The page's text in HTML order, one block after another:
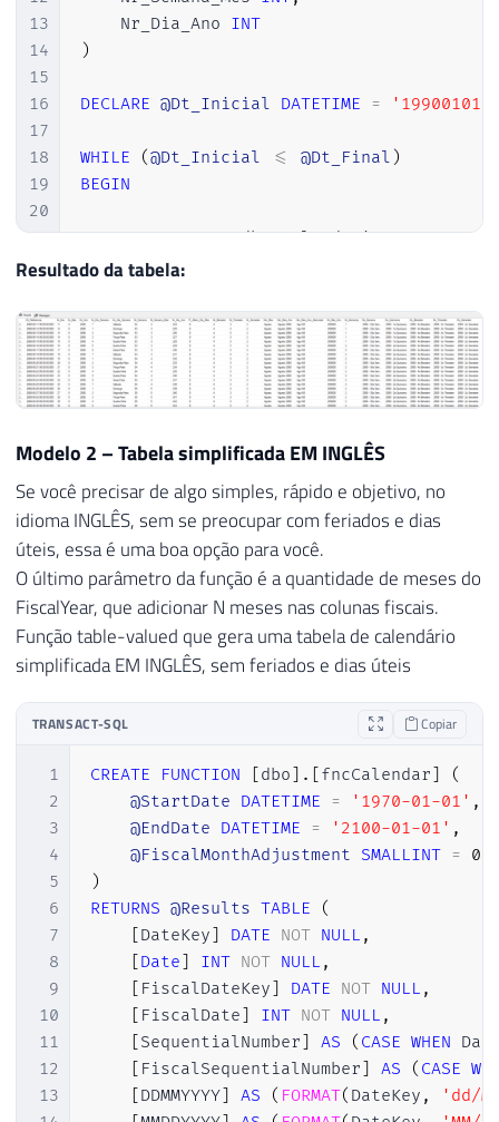
13
14
15
16
17
18
19
20
21
22
24
25
26
27
29
31
32
33
34
35
36
37
39
50
51
52
53
    Nr_Dia_Ano
INT
)
DECLARE @Dt_Inicial DATETIME = '19900101'
WHILE (@Dt_Inicial <= @Dt_Final )
BEGIN
INSERT INTO dbo.Calendario
SELECT
DATEPART(DAY, @Dt_Inicial) AS
DATEPART
( MONTH, @Dt_Inicial) AS
DATEPART
( YEAR, @Dt_Inicial) AS
DATEPART
( WEEKDAY , @Dt_Inicial) AS
DATEPART(WEEK , @Dt_Inicial
DATEPART
WEEK , @Dt_Inicial
DATEPART ( DAYOFYEAR , @Dt_Inicial
SET @Dt_Inicial = DATEADD(DAY, 1,
END
-- ADICIONA MAIS INFORMAÇÕES NA TABELA
UPDATE dbo.Calendario SET
UPDATE
SET
    A
.Fl_Ultimo_Dia_Mes =
    dbo
.Calendario A
JOIN
(
SELECT Nr_Ano, Nr_Mes ,
FROM dbo .Calendario
GROUP BY Nr_Ano, Nr_Mes
B ON B.Dt_Referencia = A.
Resultado da tabela:
Modelo 2 – Tabela simplificada EM INGLÊS
Se você precisar de algo simples, rápido e objetivo, no
idioma INGLÊS, sem se preocupar com feriados e dias
úteis, essa é uma boa opção para você.
O último parâmetro da função é a quantidade de meses do
FiscalYear, que adicionar N meses nas colunas fiscais.
Função table-valued que gera uma tabela de calendário
simplificada EM INGLÊS, sem feriados e dias úteis
TRANSACT-SQL Copiar
1
2
3
4
5
6
7
8
9
10
11
12
13
CREATE FUNCTION [dbo] . [fncCalendar]
(
@StartDate DATETIME = '1970-01-01' ,
@EndDate DATETIME = '2100-01-01' ,
@FiscalMonthAdjustment SMALLINT = 0
)
RETURNS @Results TABLE
(
[DateKey] DATE NOT NULL ,
[Date] INT NOT NULL ,
[ FiscalDateKey] DATE NOT NULL ,
[ FiscalDate] INT NOT NULL ,
[SequentialNumber] AS ( CASE WHEN
[ FiscalSequentialNumber] AS ( CASE
[DDMMYYYY] AS ( FORMAT( DateKey ,
'dd/